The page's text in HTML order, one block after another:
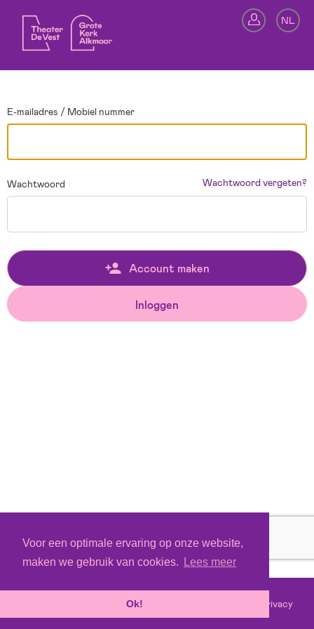
Voor een optimale ervaring op onze website,
maken we gebruik van cookies.
Lees meer
Ok!
NL
E-mailadres / Mobiel nummer
Wachtwoord Wachtwoord vergeten?
Account maken
Inloggen
Tixly Privacy